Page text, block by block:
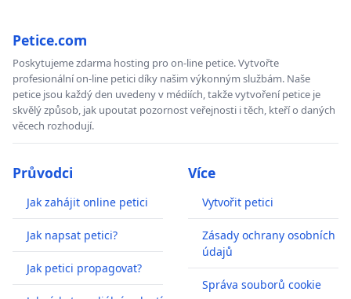
Petice.com
Poskytujeme zdarma hosting pro on-line petice. Vytvořte
profesionální on-line petici díky našim výkonným službám. Naše
petice jsou každý den uvedeny v médiích, takže vytvoření petice je
skvělý způsob, jak upoutat pozornost veřejnosti i těch, kteří o daných
věcech rozhodují.
Průvodci
Jak zahájit online petici
Jak napsat petici?
Jak petici propagovat?
Více
Vytvořit petici
Zásady ochrany osobních
údajů
Správa souborů cookie